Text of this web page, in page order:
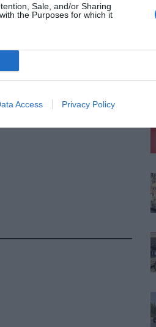
Sale, and/or Sharing
the Purposes for which it
Access Privacy Policy